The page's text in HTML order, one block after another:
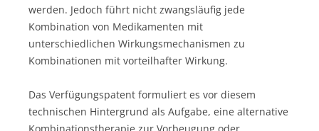
werden. Jedoch führt nicht zwangsläufig jede
Kombination von Medikamenten mit
unterschiedlichen Wirkungsmechanismen zu
Kombinationen mit vorteilhafter Wirkung.
Das Verfügungspatent formuliert es vor diesem
technischen Hintergrund als Aufgabe, eine alternative
Kombinationstherapie zur Vorbeugung oder